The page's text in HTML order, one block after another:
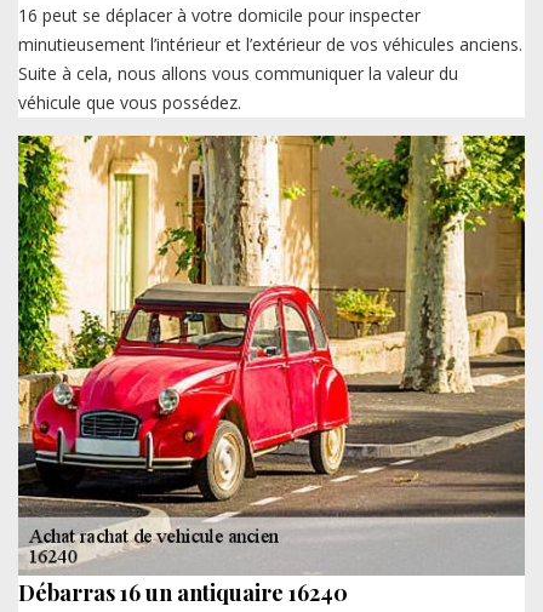
16 peut se déplacer à votre domicile pour inspecter
minutieusement l’intérieur et l’extérieur de vos véhicules anciens.
Suite à cela, nous allons vous communiquer la valeur du
véhicule que vous possédez.
Débarras 16 un antiquaire 16240